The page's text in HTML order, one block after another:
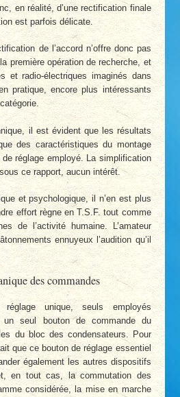
en réalité, d’une rectification finale
est parfois délicate.
de l’accord n’offre donc pas
première opération de recherche, et
et radio-électriques imaginés dans
pratique, encore plus intéressants
il est évident que les résultats
des caractéristiques du montage
réglage employé. La simplification
ce rapport, aucun intérêt.
et psychologique, il n’en est plus
effort règne en T.S.F. tout comme
de l’activité humaine. L’amateur
ennuyeux l’audition qu’il
des commandes
unique, seuls employés
un seul bouton de commande du
du bloc des condensateurs. Pour
que ce bouton de réglage essentiel
également les autres dispositifs
en tout cas, la commutation des
considérée, la mise en marche